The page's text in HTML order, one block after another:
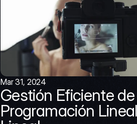
Mar 31, 2024
Gestión Eficiente
Programación